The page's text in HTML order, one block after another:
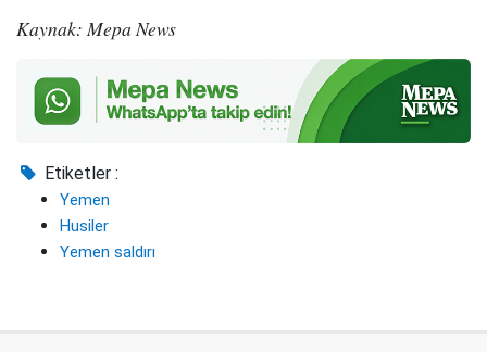
Kaynak: Mepa News
Etiketler :
Yemen
Husiler
Yemen saldırı